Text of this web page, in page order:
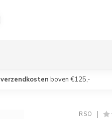
verzendkosten boven €125,-
RSO